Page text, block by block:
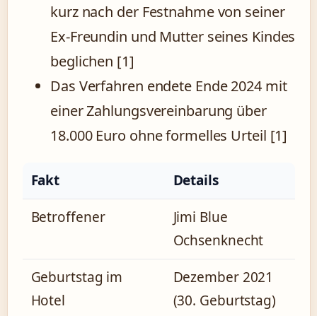
kurz nach der Festnahme von seiner
Ex-Freundin und Mutter seines Kindes
beglichen [1]
Das Verfahren endete Ende 2024 mit
einer Zahlungsvereinbarung über
18.000 Euro ohne formelles Urteil [1]
Fakt
Details
Betroffener
Jimi Blue
Ochsenknecht
Geburtstag im
Hotel
Dezember 2021
(30. Geburtstag)